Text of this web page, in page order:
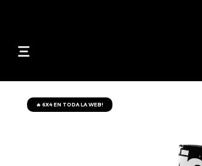
🔥 6X4 EN TODA LA WEB!